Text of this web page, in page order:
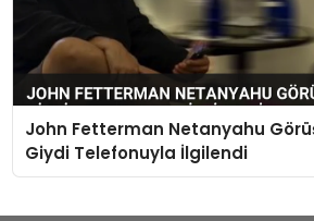
John Fetterman Netanyahu
Giydi Telefonuyla İlgilendi